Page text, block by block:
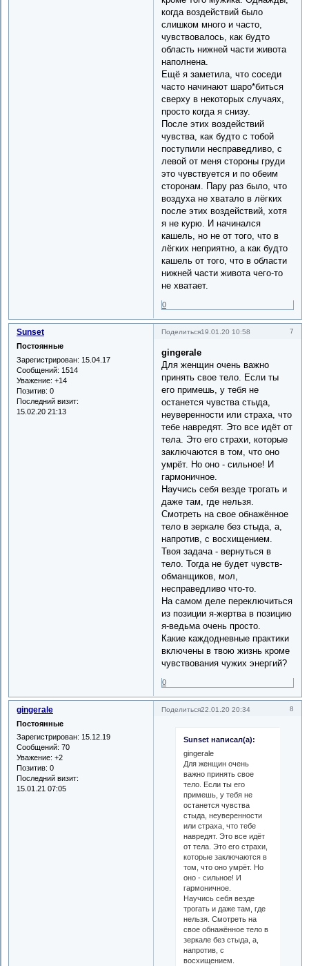
когда воздействий было
слишком много и часто,
чувствовалось, как будто
область нижней части живота
наполнена.
Ещё я заметила, что соседи
часто начинают шаро*биться
сверху в некоторых случаях,
просто когда я снизу.
После этих воздействий
чувства, как будто с тобой
поступили несправедливо, с
левой от меня стороны груди
это чувствуется и по обеим
сторонам. Пару раз было, что
воздуха не хватало в лёгких
после этих воздействий, хотя
я не курю. И начинался
кашель, но не от того, что в
лёгких неприятно, а как будто
кашель от того, что в области
нижней части живота чего-то
не хватает.
0
Поделиться 7
19.01.20 10:58
Sunset
Постоянные
Зарегистрирован: 15.04.17
Сообщений: 1514
Уважение: +14
Позитив: 0
Последний визит:
15.02.20 21:13
gingerale
Для женщин очень важно
принять свое тело. Если ты
его примешь, у тебя не
останется чувства стыда,
неуверенности или страха, что
тебе навредят. Это все идёт от
тела. Это его страхи, которые
заключаются в том, что оно
умрёт. Но оно - сильное! И
гармоничное.
Научись себя везде трогать и
даже там, где нельзя.
Смотреть на свое обнажённое
тело в зеркале без стыда, а,
напротив, с восхищением.
Твоя задача - вернуться в
тело. Тогда не будет чувств-
обманщиков, мол,
несправедливо что-то.
На самом деле переключиться
из позиции я-жертва в позицию
я-ведьма очень просто.
Какие каждодневные практики
включены в твою жизнь кроме
чувствования чужих энергий?
0
Поделиться 8
22.01.20 20:34
gingerale
Постоянные
Зарегистрирован: 15.12.19
Сообщений: 70
Уважение: +2
Позитив: 0
Последний визит:
15.01.21 07:05
Sunset написал(а):
gingerale
Для женщин очень
важно принять свое
тело. Если ты его
примешь, у тебя не
останется чувства
стыда, неуверенности
или страха, что тебе
навредят. Это все идёт
от тела. Это его страхи,
которые заключаются в
том, что оно умрёт. Но
оно - сильное! И
гармоничное.
Научись себя везде
трогать и даже там, где
нельзя. Смотреть на
свое обнажённое тело в
зеркале без стыда, а,
напротив, с
восхищением.